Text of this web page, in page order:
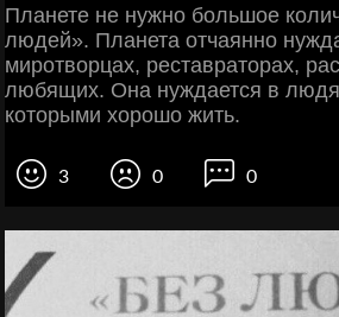
Планете не нужно большое
людей». Планета отчаянно
миротворцах, реставраторах,
любящих. Она нуждается в
которыми хорошо жить.
3 0 0